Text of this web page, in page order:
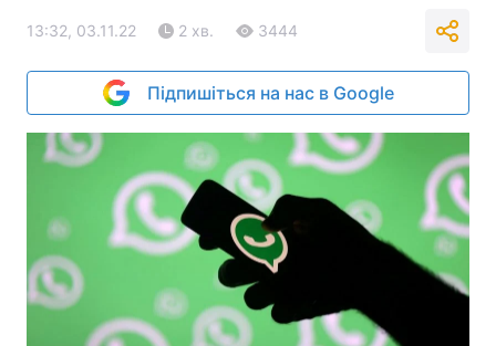
13:32, 03.11.22 2 хв. 3444
Підпишіться на нас в Google